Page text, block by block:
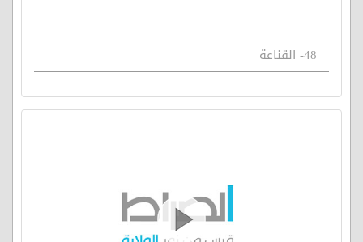
48- القناعة